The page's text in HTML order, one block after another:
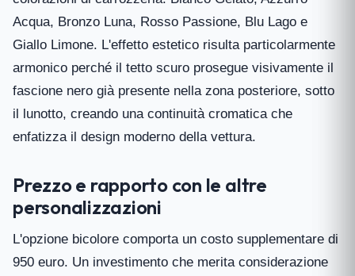
Acqua, Bronzo Luna, Rosso Passione, Blu Lago e
Giallo Limone. L'effetto estetico risulta particolarmente
armonico perché il tetto scuro prosegue visivamente il
fascione nero già presente nella zona posteriore, sotto
il lunotto, creando una continuità cromatica che
enfatizza il design moderno della vettura.
Prezzo e rapporto con le altre
personalizzazioni
L'opzione bicolore comporta un costo supplementare di
950 euro. Un investimento che merita considerazione